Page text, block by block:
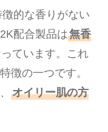
的な香りがない
配合製品は無香
ています。これ
徴の一つです。
オイリー肌の方